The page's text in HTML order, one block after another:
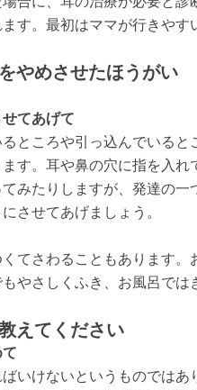
す。最初はママが行きやす
やめさせたほうがい
てあげて
ところや引っ込んでいると
す。耳や鼻の穴に指を入れ
みたりしますが、発達の一
させてあげましょう。
てさわることもあります。
やさしくふき、お風呂では
えてください
いけないというものではあ